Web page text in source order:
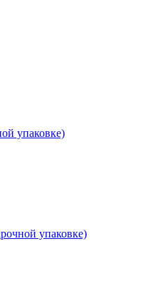
упаковке)
упаковке)